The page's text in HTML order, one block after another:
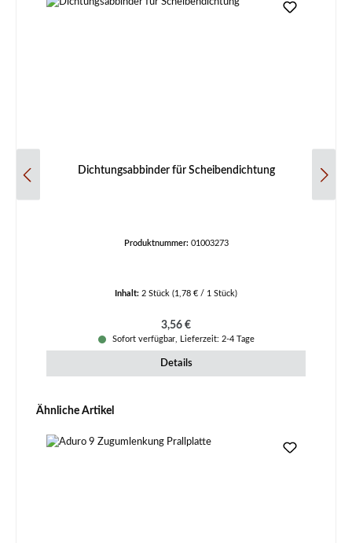
Dichtungsabbinder für Scheibendichtung
Produktnummer: 01003273
Inhalt: 2 Stück (1,78 € / 1 Stück)
Regulärer Preis:
3,56 €
Sofort verfügbar, Lieferzeit: 2-4 Tage
Details
Produktgalerie überspringen
Ähnliche Artikel